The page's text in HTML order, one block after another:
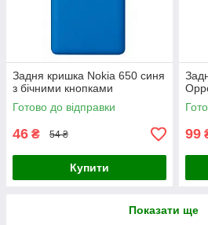
Задня кришка Nokia 650 синя
з бічними кнопками
Готово до відправки
46 ₴ 54 ₴
Купити
99
Показати ще